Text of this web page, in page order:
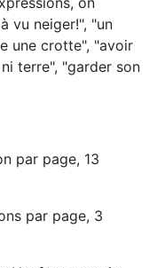
vu neiger!", "un
une crotte", "avoir
terre", "garder son
par page, 13
par page, 3